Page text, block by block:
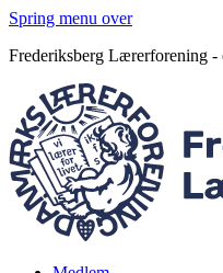
Spring menu over
Frederiksberg Lærerforening